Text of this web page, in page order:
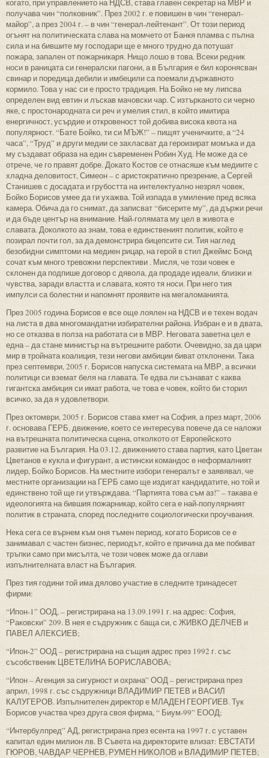
получава чин “полковник”. През 2002 г. е повишен в чин “генерал-
майор”, а през 2004 г. – в чин “генерал-лейтенант”. От този период
огънят на политическата слава на момчето от Банкя пламва с пълна
сила и на бившите му господари ще е много трудно да потушат
пожара, запален от пожарникаря. Нищо лошо в това. Всеки редник
носи в раницата си генералски пагони, а в България е бил коронясван
свинар и поредица дебили и имбецили са поемали държавното
кормило. Това у нас си е просто традиция. На Бойко не му липсва
определен вид евтин и лъскав мачовски чар. С изтърканото си черно
яке, с простонародната си реч и умелия стил, в който имитира
енергичност, усърдие и откровеност той добива висока квота на
популярност. “Бате Бойко, ти си МЪЖ!” – пищят ученичките, а “24
часа”, “Труд” и други медии се захласват да героизират момъка и да
му създават образа на един съвременен Робин Худ. Не може да се
отрече, че го правят добре. Докато Костов се отнасяше към медиите с
хладна деловитост, Симеон – с аристократично презрение, а Сергей
Станишев с досадата и грубостта на интелектуално незрял човек,
Бойко Борисов умее да ги ухажва. Той изпада в умиление пред всяка
камера. Обича да го снимат, да записват “бисерите му”, да държи речи
и да бъде център на внимание. Най-голямата му цел в живота е
славата. Доколкото аз знам, това е единственият политик, който е
позирал почти гол, за да демонстрира бицепсите си. Тия наглед
безобидни симптоми на медиен рицар, на герой в стил Джеймс Бонд
сочат към много тревожни перспективи . Мисля, че този човек е
склонен да подпише договор с дявола, да продаде идеали, близки и
чувства, заради властта и славата, която тя носи. При него тия
импулси са болестни и напомнят проявите на мегаломанията.
През 2005 година Борисов е все още лоялен на НДСВ и е техен водач
на листа в два многомандатни избирателни района. Избран е и в двата,
но се отказва в полза на работата си в МВР. Неговата заветна цел е
една – да стане министър на вътрешните работи. Очевидно, за да цари
мир в тройната коалиция, тези негови амбиции биват отклонени. Така
през септември, 2005 г. Борисов напуска системата на МВР, а всички
политици си вземат беля на главата. Те едва ли съзнават с каква
гигантска амбиция си имат работа, че това е човек, който би сторил
всичко, за да я удовлетвори.
През октомври, 2005 г. Борисов става кмет на София, а през март, 2006
г. основава ГЕРБ, движение, което се интересува повече да се наложи
на вътрешната политическа сцена, отколкото от Европейското
развитие на България. На 03.12. движението става партия, като Цветан
Цветанов е кукла и фигурант, а истински командос е неформалният
лидер, Бойко Борисов. На местните избори генералът е заявявал, че
местните организации на ГЕРБ само ще издигат кандидатите, но той и
единствено той ще ги утвърждава. “Партията това съм аз!” – такава е
идеологията на бившия пожарникар, който сега е най-популярният
политик в страната, според последните социологически проучвания.
Нека сега се върнем към оня тъмен период, когато Борисов се е
занимавал с частен бизнес, периодът, който е причина да ме побиват
тръпки само при мисълта, че този човек може да оглави
изпълнителната власт на България.
През тия години той има дялово участие в следните тринадесет
фирми:
“Ипон-1” ООД, – регистрирана на 13.09.1991 г. на адрес: София,
“Раковски” 209. В нея е съдружник с баща си, с ЖИВКО ДЕЛЧЕВ и
ПАВЕЛ АЛЕКСИЕВ;
“Ипон-2” ООД – регистрирана на същия адрес през 1992 г. със
съсобственик ЦВЕТЕЛИНА БОРИСЛАВОВА;
“Ипон – Агенция за сигурност и охрана” ООД – регистрирана през
април, 1998 г. със съдружници ВЛАДИМИР ПЕТЕВ и ВАСИЛ
КАЛУГЕРОВ. Изпълнителен директор е МЛАДЕН ГЕОРГИЕВ. Тук
Борисов участва чрез друга своя фирма, “ Биум-99” ЕООД;
“Интербулпред” АД, регистрирана през есента на 1997 г. с уставен
капитал един милион лв. В Съвета на директорите влизат: ЕВСТАТИ
ГЮРОВ, ЧАВДАР ЧЕРНЕВ, РУМЕН НИКОЛОВ и ВЛАДИМИР ПЕТЕВ;